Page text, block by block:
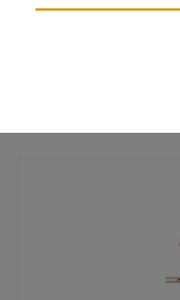
Главная